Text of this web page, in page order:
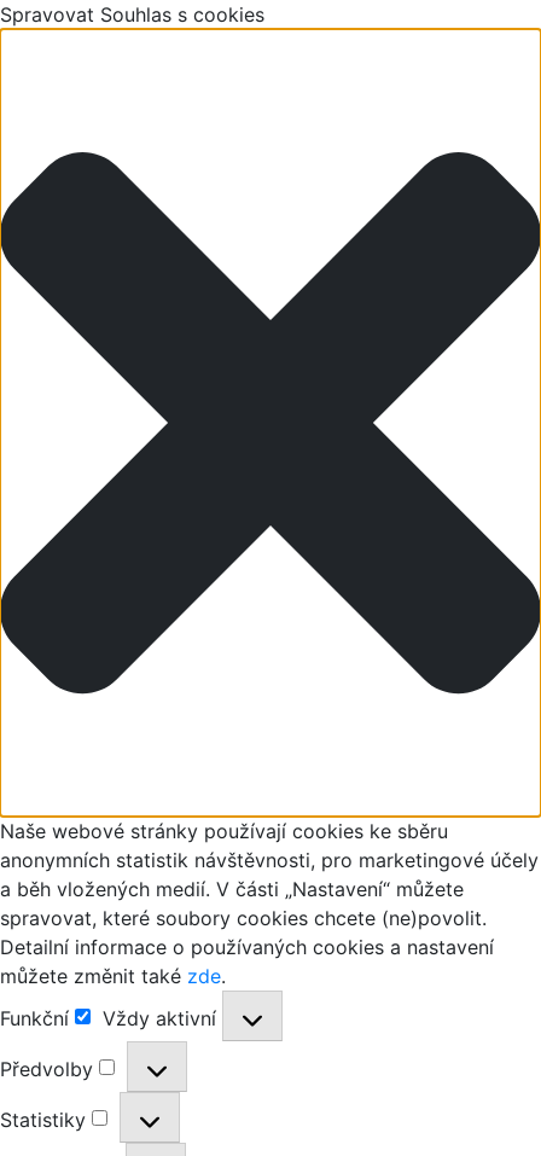
Spravovat Souhlas s cookies
Naše webové stránky používají cookies ke sběru
anonymních statistik návštěvnosti, pro marketingové účely
a běh vložených medií. V části „Nastavení“ můžete
spravovat, které soubory cookies chcete (ne)povolit.
Detailní informace o používaných cookies a nastavení
můžete změnit také zde.
Funkční
Funkční
Vždy aktivní
Předvolby
Předvolby
Statistiky
Statistiky